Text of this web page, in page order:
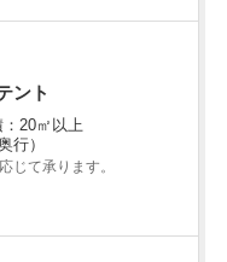
ント
20㎡以上
行）
じて承ります。